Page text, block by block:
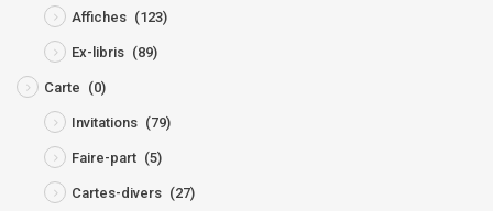
Affiches (123)
Ex-libris (89)
Carte (0)
Invitations (79)
Faire-part (5)
Cartes-divers (27)